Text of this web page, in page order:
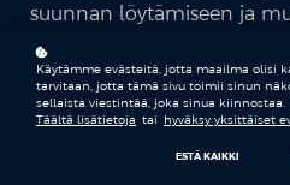
suunnan löytämiseen ja
toteuttamiseen.
Käytämme evästeitä, jotta maailma olisi
tarvitaan, jotta tämä sivu toimii sinun
sellaista viestintää, joka sinua kiinnostaa.
Täältä lisätietoja tai hyväksy yksittäiset
ESTÄ KAIKKI